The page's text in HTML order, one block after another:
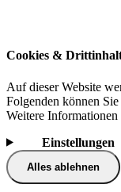
Cookies &
Auf dieser Website
Folgenden können
Weitere
Einstellungen
Alles ablehnen